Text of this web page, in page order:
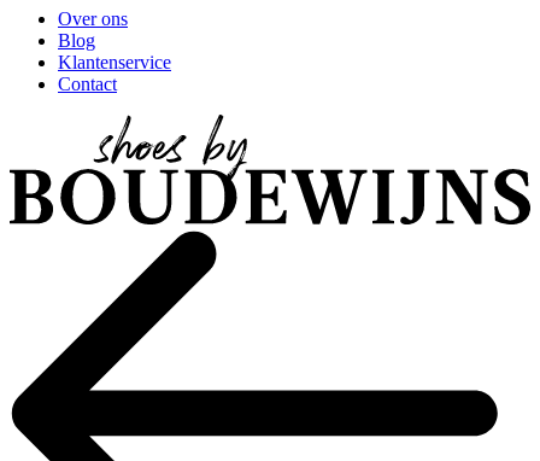
Over ons
Blog
Klantenservice
Contact